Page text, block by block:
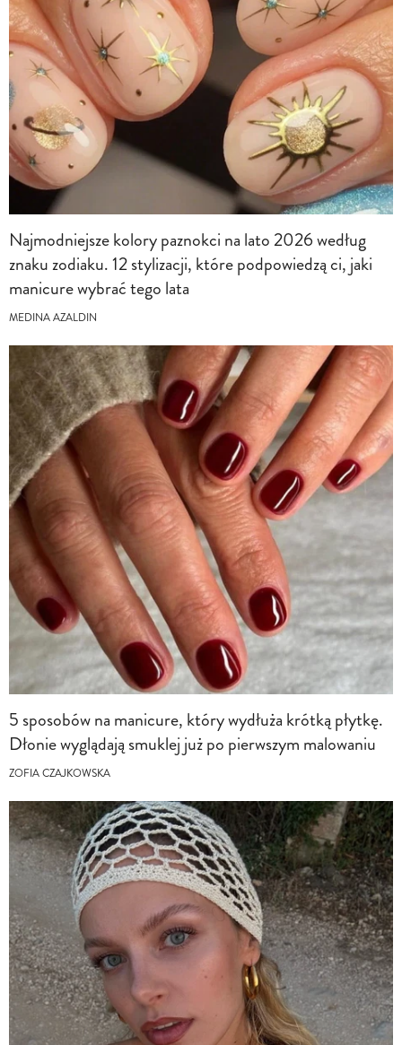
Najmodniejsze kolory paznokci na lato 2026 według
znaku zodiaku. 12 stylizacji, które podpowiedzą ci, jaki
manicure wybrać tego lata
MEDINA AZALDIN
5 sposobów na manicure, który wydłuża krótką płytkę.
Dłonie wyglądają smuklej już po pierwszym malowaniu
ZOFIA CZAJKOWSKA